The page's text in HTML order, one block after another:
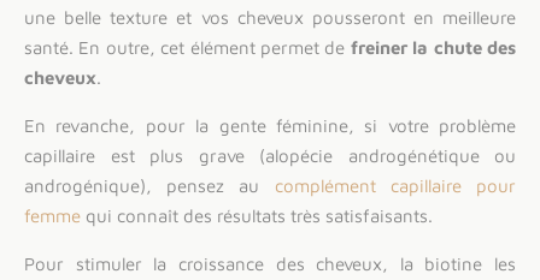
une belle texture et vos cheveux pousseront en meilleure
santé. En outre, cet élément permet de freiner la chute des
cheveux.
En revanche, pour la gente féminine, si votre problème
capillaire est plus grave (alopécie androgénétique ou
androgénique), pensez au complément capillaire pour
femme qui connaît des résultats très satisfaisants.
Pour stimuler la croissance des cheveux, la biotine les